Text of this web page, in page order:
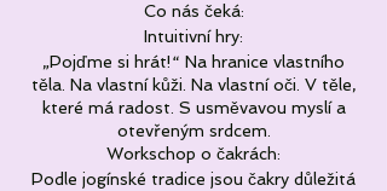
Co nás čeká:
Intuitivní hry:
„Pojďme si hrát!“ Na hranice vlastního
těla. Na vlastní kůži. Na vlastní oči. V těle,
které má radost. S usměvavou myslí a
otevřeným srdcem.
Workschop o čakrách:
Podle jogínské tradice jsou čakry důležitá